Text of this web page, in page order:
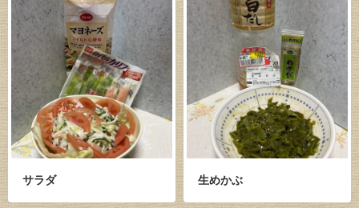
サラダ 生めかぶ